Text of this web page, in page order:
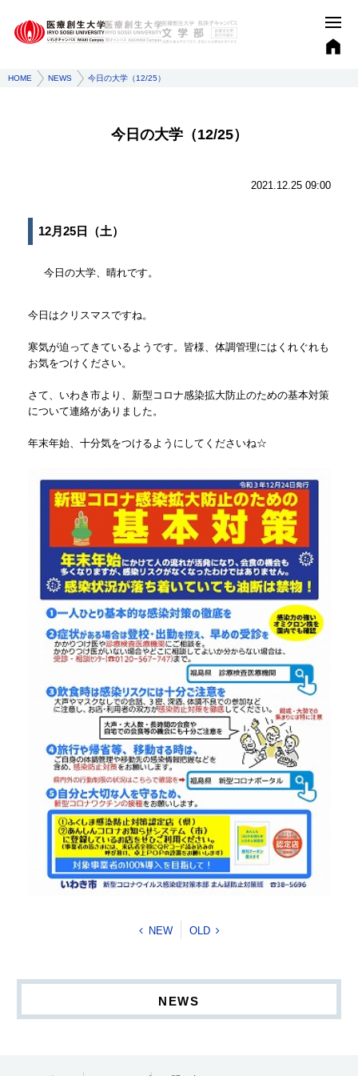
HOME NEWS 今日の大学（12/25）
今日の大学（12/25）
2021.12.25 09:00
12月25日（土）
今日の大学、晴れです。
今日はクリスマスですね。
寒気が迫ってきているようです。皆様、体調管理にはくれぐれも
お気をつけください。
さて、いわき市より、新型コロナ感染拡大防止のための基本対策
について連絡がありました。
年末年始、十分気をつけるようにしてくださいね☆
NEW OLD
NEWS